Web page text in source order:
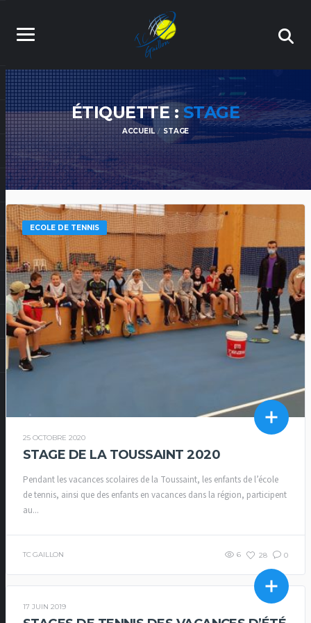
ÉTIQUETTE : STAGE
ACCUEIL STAGE
ECOLE DE TENNIS
25 OCTOBRE 2020
STAGE DE LA TOUSSAINT 2020
Pendant les vacances scolaires de la Toussaint, les enfants de l’école
de tennis, ainsi que des enfants en vacances dans la région, participent
au...
TC GAILLON 6 28 0
ACTUALITÉS
17 JUIN 2019